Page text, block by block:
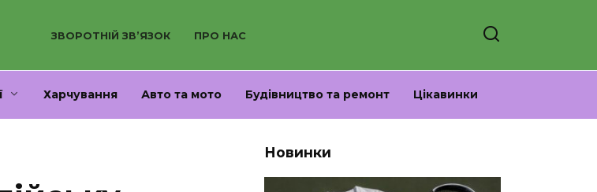
ЗВОРОТНІЙ ЗВ’ЯЗОК ПРО НАС
Харчування Авто та мото Будівництво та ремонт Цікавинки
Новинки